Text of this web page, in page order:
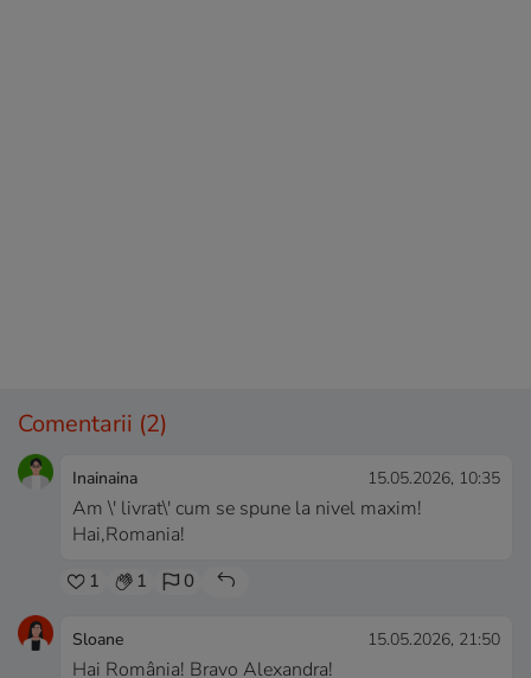
Comentarii (2)
Inainaina 15.05.2026, 10:35
Am \' livrat\' cum se spune la nivel maxim!
Hai,Romania!
1 1 0
Sloane 15.05.2026, 21:50
Hai România! Bravo Alexandra!